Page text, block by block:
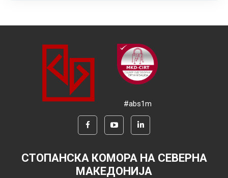
#abs1m
СТОПАНСКА КОМОРА НА СЕВЕРНА
МАКЕДОНИЈА